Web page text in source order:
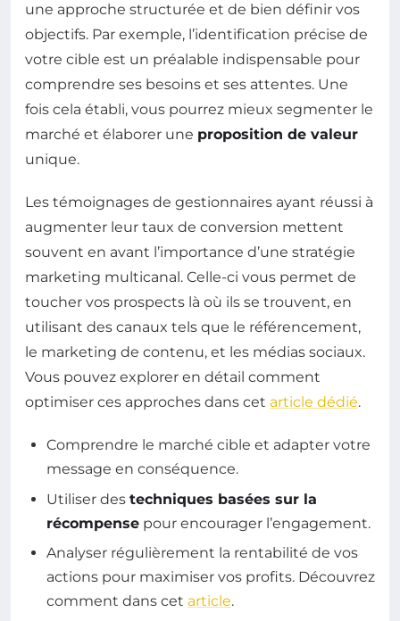
une approche structurée et de bien définir vos
objectifs. Par exemple, l’identification précise de
votre cible est un préalable indispensable pour
comprendre ses besoins et ses attentes. Une
fois cela établi, vous pourrez mieux segmenter le
marché et élaborer une proposition de valeur
unique.
Les témoignages de gestionnaires ayant réussi à
augmenter leur taux de conversion mettent
souvent en avant l’importance d’une stratégie
marketing multicanal. Celle-ci vous permet de
toucher vos prospects là où ils se trouvent, en
utilisant des canaux tels que le référencement,
le marketing de contenu, et les médias sociaux.
Vous pouvez explorer en détail comment
optimiser ces approches dans cet article dédié.
Comprendre le marché cible et adapter votre
message en conséquence.
Utiliser des techniques basées sur la
récompense pour encourager l’engagement.
Analyser régulièrement la rentabilité de vos
actions pour maximiser vos profits. Découvrez
comment dans cet article.